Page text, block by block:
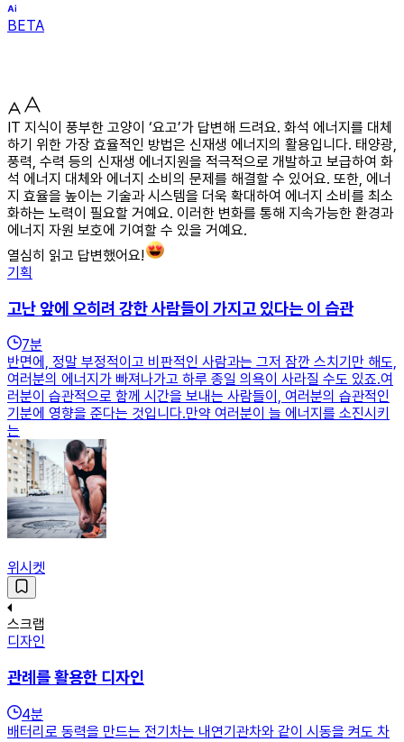
BETA
IT 지식이 풍부한 고양이 ‘요고’가 답변해 드려요. 화석 에너지를 대체
하기 위한 가장 효율적인 방법은 신재생 에너지의 활용입니다. 태양광,
풍력, 수력 등의 신재생 에너지원을 적극적으로 개발하고 보급하여 화
석 에너지 대체와 에너지 소비의 문제를 해결할 수 있어요. 또한, 에너
지 효율을 높이는 기술과 시스템을 더욱 확대하여 에너지 소비를 최소
화하는 노력이 필요할 거예요. 이러한 변화를 통해 지속가능한 환경과
에너지 자원 보호에 기여할 수 있을 거예요.
열심히 읽고 답변했어요!
기획
고난 앞에 오히려 강한 사람들이 가지고 있다는 이 습관
7분
반면에, 정말 부정적이고 비판적인 사람과는 그저 잠깐 스치기만 해도,
여러분의 에너지가 빠져나가고 하루 종일 의욕이 사라질 수도 있죠.여
러분이 습관적으로 함께 시간을 보내는 사람들이, 여러분의 습관적인
기분에 영향을 준다는 것입니다.만약 여러분이 늘 에너지를 소진시키
는
위시켓
스크랩
디자인
관례를 활용한 디자인
4분
배터리로 동력을 만드는 전기차는 내연기관차와 같이 시동을 켜도 차